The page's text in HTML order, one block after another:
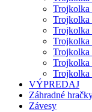
Trojkolka
Trojkolka
Trojkolka
Trojkolka
Trojkolka
Trojkolka
VÝPREDAJ
Záhradné
Závesy